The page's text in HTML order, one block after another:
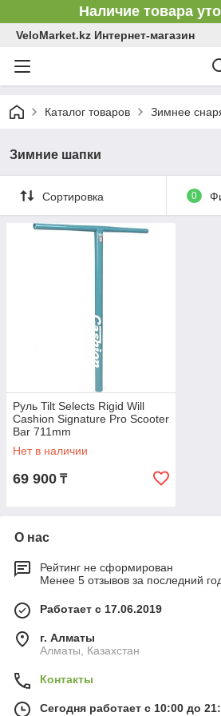
Наличие товара
VeloMarket.kz Интернет-магазин
Каталог товаров Зимнее
Зимние шапки
Сортировка 0
Руль Tilt Selects Rigid Will
Cashion Signature Pro Scooter
Bar 711mm
Нет в наличии
69 900 ₸
О нас
Рейтинг не сформирован
Менее 5 отзывов за последний
Работает с 17.06.2019
г. Алматы
Алматы, Казахстан
Контакты
Сегодня работает с 10:00 до